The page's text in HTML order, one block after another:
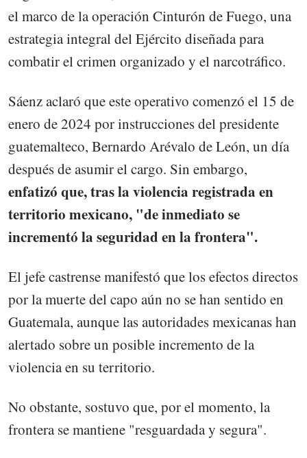
el marco de la operación Cinturón de Fuego, una
estrategia integral del Ejército diseñada para
combatir el crimen organizado y el narcotráfico.
Sáenz aclaró que este operativo comenzó el 15 de
enero de 2024 por instrucciones del presidente
guatemalteco, Bernardo Arévalo de León, un día
después de asumir el cargo. Sin embargo,
enfatizó que, tras la violencia registrada en
territorio mexicano, "de inmediato se
incrementó la seguridad en la frontera".
El jefe castrense manifestó que los efectos directos
por la muerte del capo aún no se han sentido en
Guatemala, aunque las autoridades mexicanas han
alertado sobre un posible incremento de la
violencia en su territorio.
No obstante, sostuvo que, por el momento, la
frontera se mantiene "resguardada y segura".